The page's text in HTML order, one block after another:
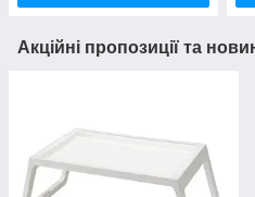
Акційні пропозиції та